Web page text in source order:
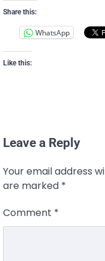
Share this:
WhatsApp
Like this:
Leave a Reply
Your email address
are marked *
Comment *